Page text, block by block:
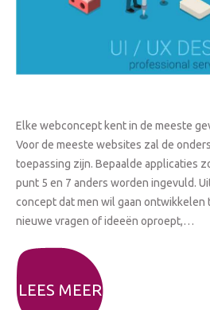
Elke webconcept kent in de meeste
Voor de meeste websites zal de
toepassing zijn. Bepaalde applicaties
punt 5 en 7 anders worden ingevuld.
concept dat men wil gaan
nieuwe vragen of ideeën oproept,…
LEES MEER